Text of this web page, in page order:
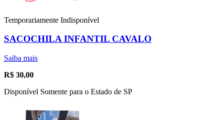
Temporariamente Indisponível
SACOCHILA INFANTIL CAVALO
Saiba mais
R$ 30,00
Disponível Somente para o Estado de SP